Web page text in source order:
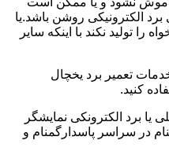
الکترونیکی روشن باشد.یا
تولید نکند با اینکه سایر
تعمیر برد یخچال
کنید.
یا برد الکترونکی نمایشگر
در سراسر پاسدارگمنام و